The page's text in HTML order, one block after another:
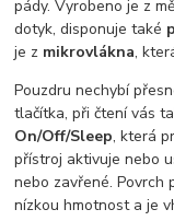
pády. Vyrobeno je z
dotyk, disponuje také
je z mikrovlákna,
Pouzdru nechybí
tlačítka, při čtení vás
On/Off/Sleep, která
přístroj aktivuje nebo
nebo zavřené. Povrch
nízkou hmotnost a je